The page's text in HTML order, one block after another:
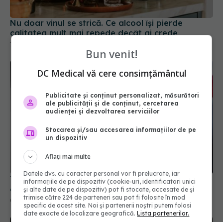
Nu doar vinul se strică. Ce alcool își pierde
calitatea mult mai repede decât ai crede
16 mai 2026, 18:00
Trucul cu folie de aluminiu pe calorifer. Ce efect
are și de ce merită încercat
06 oct 2025, 12:50
Bun venit!
DC Medical vă cere consimțământul
Publicitate și conținut personalizat, măsurători
ale publicității și de conținut, cercetarea
audienței și dezvoltarea serviciilor
Stocarea și/sau accesarea informațiilor de pe
un dispozitiv
Aflați mai multe
Datele dvs. cu caracter personal vor fi prelucrate, iar
informațiile de pe dispozitiv (cookie-uri, identificatori unici
și alte date de pe dispozitiv) pot fi stocate, accesate de și
trimise către 224 de parteneri sau pot fi folosite în mod
specific de acest site. Noi și partenerii noștri putem folosi
date exacte de localizare geografică.Lista partenerilor.